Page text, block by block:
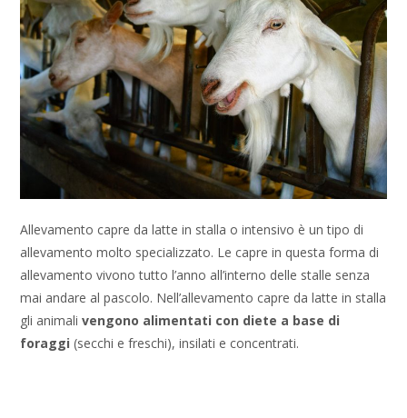
Allevamento capre da latte in stalla o intensivo è un tipo di
allevamento molto specializzato. Le capre in questa forma di
allevamento vivono tutto l’anno all’interno delle stalle senza
mai andare al pascolo. Nell’allevamento capre da latte in stalla
gli animalivengono alimentati con diete a base di
foraggi (secchi e freschi), insilati e concentrati.